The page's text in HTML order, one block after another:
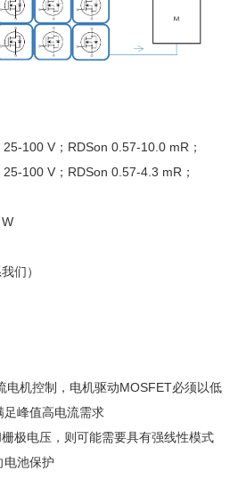
100 V；RDSon 0.57-10.0 mR；
100 V；RDSon 0.57-4.3 mR；
们）
电机控制，电机驱动MOSFET必须以低
足峰值高电流需求
极电压，则可能需要具有强线性模式
电池保护